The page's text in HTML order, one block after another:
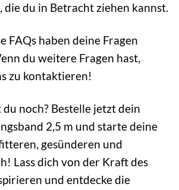
du in Betracht ziehen kannst.
FAQs haben deine Fragen
du weitere Fragen hast,
zu kontaktieren!
noch? Bestelle jetzt dein
2,5 m und starte deine
gesünderen und
Lass dich von der Kraft des
und entdecke die